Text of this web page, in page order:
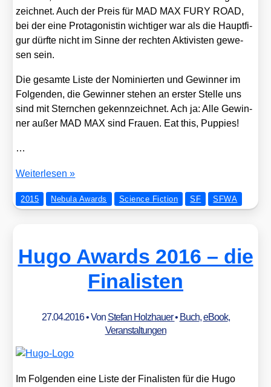
zeich­net. Auch der Preis für MAD MAX FURY ROAD,
bei der eine Prot­ago­nis­tin wich­ti­ger war als die Haupt­fi­
gur dürf­te nicht im Sin­ne der rech­ten Akti­vis­ten gewe­
sen sein.
Die gesam­te Lis­te der Nomi­nier­ten und Gewin­ner im
Fol­gen­den, die Gewin­ner ste­hen an ers­ter Stel­le uns
sind mit Stern­chen gekenn­zeich­net. Ach ja: Alle Gewin­
ner außer MAD MAX sind Frau­en. Eat this, Pup­pies!
…
Die
ner
Awards
Wei­ter­le­sen »
2015 Nebula Awards Science Fiction SF SFWA
Hugo Awards 2016 – die
Finalisten
27.04.2016• Von Stefan Holzhauer• Buch,eBook,
Veranstaltungen
Im Fol­gen­den eine Lis­te der Fina­lis­ten für die Hugo